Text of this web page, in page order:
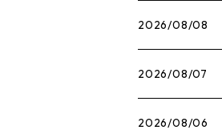
2026/08/08
2026/08/07
2026/08/06